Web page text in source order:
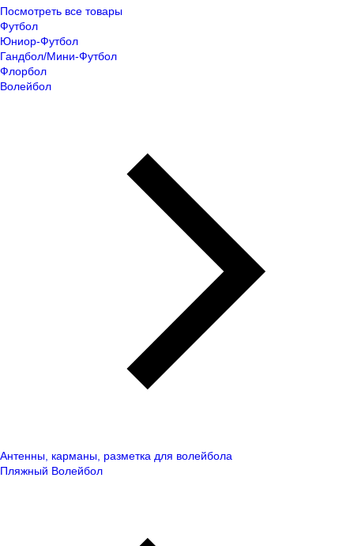
Посмотреть все товары
Футбол
Юниор-Футбол
Гандбол/Мини-Футбол
Флорбол
Волейбол
Антенны, карманы, разметка для волейбола
Пляжный Волейбол